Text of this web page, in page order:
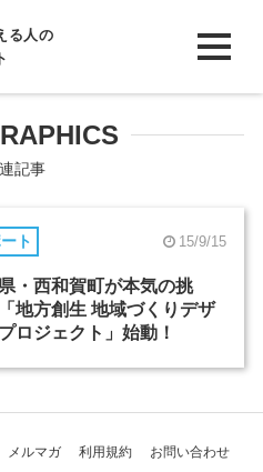
る人の
記事
ト 15/9/15
・西和賀町が本気の挑
地方創生 地域づくりデザ
ロジェクト」始動！
メルマガ 利用規約 お問い合わせ